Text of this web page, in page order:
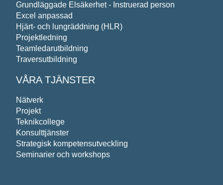
Grundläggade Elsäkerhet - Instruerad person
Excel anpassad
Hjärt- och lungräddning (HLR)
Projektledning
Teamledarutbildning
Traversutbildning
VÅRA TJÄNSTER
Nätverk
Projekt
Teknikcollege
Konsulttjänster
Strategisk kompetensutveckling
Seminarier och workshops